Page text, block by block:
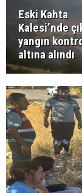
Eski Kahta
Kalesi’nde
yangın
altına alındı